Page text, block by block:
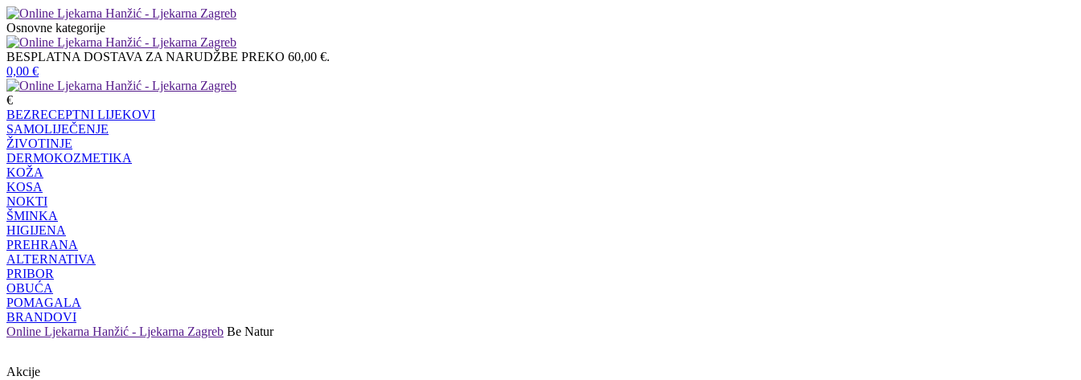
Osnovne kategorije
BESPLATNA DOSTAVA ZA NARUDŽBE PREKO 60,00 €.
0,00 €
€
BEZRECEPTNI LIJEKOVI
SAMOLIJEČENJE
ŽIVOTINJE
DERMOKOZMETIKA
KOŽA
KOSA
NOKTI
ŠMINKA
HIGIJENA
PREHRANA
ALTERNATIVA
PRIBOR
OBUĆA
POMAGALA
BRANDOVI
Online Ljekarna Hanžić - Ljekarna Zagreb Be Natur
Akcije